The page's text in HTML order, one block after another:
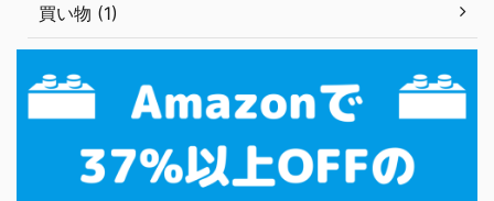
買い物 (1)